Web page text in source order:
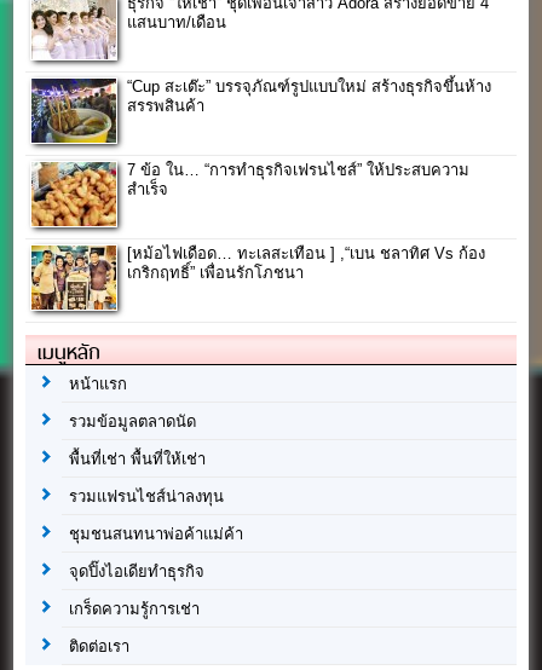
แสนบาท/เดือน
“Cup สะเต๊ะ” บรรจุภัณฑ์รูปแบบใหม่ สร้างธุรกิจขึ้นห้าง
สรรพสินค้า
7 ข้อ ใน… “การทําธุรกิจเฟรนไชส์” ให้ประสบความ
สำเร็จ
[หม้อไฟเดือด… ทะเลสะเทือน ] ,“เบน ชลาทิศ Vs ก้อง
เกริกฤทธิ์” เพื่อนรักโภชนา
เมนูหลัก
หน้าแรก
รวมข้อมูลตลาดนัด
พื้นที่เช่า พื้นที่ให้เช่า
รวมแฟรนไชส์น่าลงทุน
ชุมชนสนทนาพ่อค้าแม่ค้า
จุดปิ๊งไอเดียทำธุรกิจ
เกร็ดความรู้การเช่า
ติดต่อเรา